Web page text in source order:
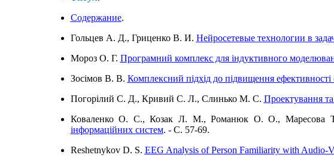
Cодержание.
Гольцев А. Д., Гриценко В. И. Нейросетевые технологии в
Мороз О. Г. Програмний комплекс для індуктивного
Зосімов В. В. Комплексний підхід до підвищення
Погорілий С. Д., Кривий С. Л., Слинько М. С. Проектування та
Коваленко О. С., Козак Л. М., Романюк О. О.,
інформаційних систем. - C. 57-69.
Reshetnykov D. S. EEG Analysis of Person Familiarity with Audio-